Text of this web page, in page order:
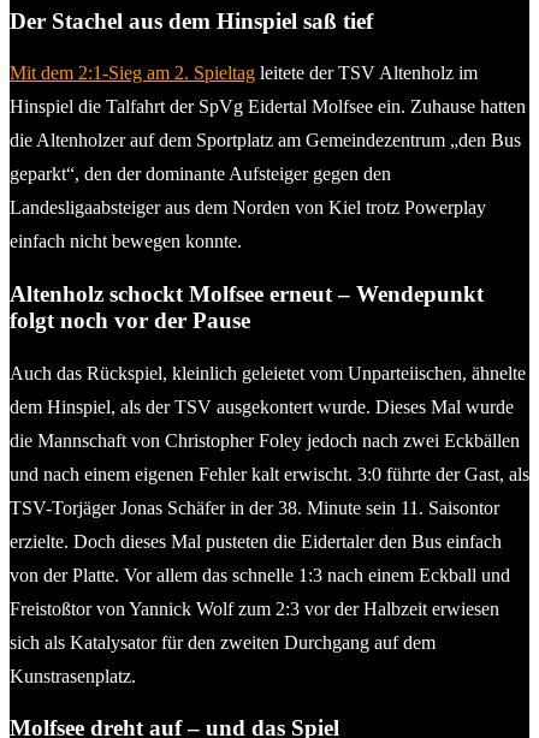
Der Stachel aus dem Hinspiel saß tief
Mit dem 2:1-Sieg am 2. Spieltag leitete der TSV Altenholz im
Hinspiel die Talfahrt der SpVg Eidertal Molfsee ein. Zuhause hatten
die Altenholzer auf dem Sportplatz am Gemeindezentrum „den Bus
geparkt“, den der dominante Aufsteiger gegen den
Landesligaabsteiger aus dem Norden von Kiel trotz Powerplay
einfach nicht bewegen konnte.
Altenholz schockt Molfsee erneut – Wendepunkt
folgt noch vor der Pause
Auch das Rückspiel, kleinlich geleietet vom Unparteiischen, ähnelte
dem Hinspiel, als der TSV ausgekontert wurde. Dieses Mal wurde
die Mannschaft von Christopher Foley jedoch nach zwei Eckbällen
und nach einem eigenen Fehler kalt erwischt. 3:0 führte der Gast, als
TSV-Torjäger Jonas Schäfer in der 38. Minute sein 11. Saisontor
erzielte. Doch dieses Mal pusteten die Eidertaler den Bus einfach
von der Platte. Vor allem das schnelle 1:3 nach einem Eckball und
Freistoßtor von Yannick Wolf zum 2:3 vor der Halbzeit erwiesen
sich als Katalysator für den zweiten Durchgang auf dem
Kunstrasenplatz.
Molfsee dreht auf – und das Spiel